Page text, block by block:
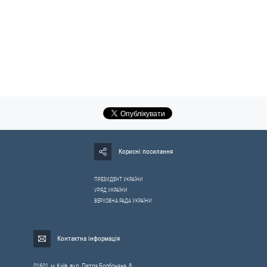
Корисні посилання
ПРЕЗИДЕНТ УКРАЇНИ
УРЯД УКРАЇНИ
ВЕРХОВНА РАДА УКРАЇНИ
Контактна інформація